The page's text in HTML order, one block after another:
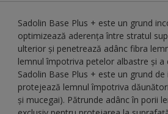
Sadolin Base Plus + este un grund
optimizează aderența între stratul
ulterior și penetrează adânc fibra
lemnul împotriva petelor albastre și a
Sadolin Base Plus + este un grund
protejează lemnul împotriva
și mucegai). Pătrunde adânc în porii